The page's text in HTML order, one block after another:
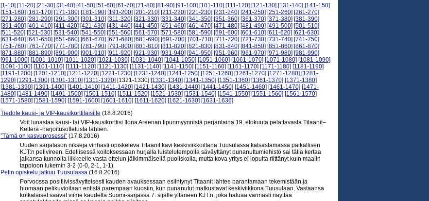
[1-10] [11-20] [21-30] [31-40] [41-50] [51-60] [61-70] [71-80] [81-90] [91-100] [101-110] [111-120] [121-130] [131-140] [141-150]
[151-160] [161-170] [171-180] [181-190] [191-200] [201-210] [211-220] [221-230] [231-240] [241-250] [251-260] [261-270]
[271-280] [281-290] [291-300] [301-310] [311-320] [321-330] [331-340] [341-350] [351-360] [361-370] [371-380] [381-390]
[391-400] [401-410] [411-420] [421-430] [431-440] [441-450] [451-460] [461-470] [471-480] [481-490] [491-500] [501-510]
[511-520] [521-530] [531-540] [541-550] [551-560] [561-570] [571-580] [581-590] [591-600] [601-610] [611-620] [621-630]
[631-640] [641-650] [651-660] [661-670] [671-680] [681-690] [691-700] [701-710] [711-720] [721-730] [731-740] [741-750]
[751-760] [761-770] [771-780] [781-790] [791-800] [801-810] [811-820] [821-830] [831-840] [841-850] [851-860] [861-870]
[871-880] [881-890] [891-900] [901-910] [911-920] [921-930] [931-940] [941-950] [951-960] [961-970] [971-980] [981-990]
[991-1000] [1001-1010] [1011-1020] [1021-1030] [1031-1040] [1041-1050] [1051-1060] [1061-1070] [1071-1080] [1081-1090]
[1091-1100] [1101-1110] [1111-1120] [1121-1130] [1131-1140] [1141-1150] [1151-1160] [1161-1170] [1171-1180] [1181-1190]
[1191-1200] [1201-1210] [1211-1220] [1221-1230] [1231-1240] [1241-1250] [1251-1260] [1261-1270] [1271-1280] [1281-
1290] [1291-1300] [1301-1310] [1311-1320] [1321-1330] [1331-1340] [1341-1350] [1351-1360] [1361-1370] [1371-1380]
[1381-1390] [1391-1400] [1401-1410] [1411-1420] [1421-1430] [1431-1440] [1441-1450] [1451-1460] [1461-1470] [1471-
1480] [1481-1490] [1491-1500] [1501-1510] [1511-1520] [1521-1530] [1531-1540] [1541-1550] [1551-1560] [1561-1570]
[1571-1580] [1581-1590] [1591-1600] [1601-1610] [1611-1620] [1621-1630] [1631-1636]
Tiedote kausi- ja VIP-kausikorttilaisille (18.8.2016)
Voit lunastaa kausi- tai VIP-kausikorttisi Ilona Areenan lipunmyynnistä perjantaina 19. elokuuta pelattavasta Titaanit–
Ketterä -harjoitusottelusta lähtien.
”Tämä on kasvuprosessi” (17.8.2016)
Uuden sarjatason niksejä vinhasti opiskeleva Titaanit kävi keskiviikkoiltana Tuusulassa katsastamassa paikallisen
KJT:n pelivireen. Edellisessä koitoksessaan hurjalla luistelutempolla säväyttänyt punanuttumiehistö sai tällä kertaa
jalkansa kunnolla liikkeelle vasta ottelun jälkimmäisellä puoliskolla, mutta kova yritys ei lopulta riittänyt kuin maalin
tappioon lukemin 3-2 (0-0, 2-1, 1-1).
Pelin opiskelu jatkuu Tuusulassa (16.8.2016)
Porvoossa positiivissävytteisesti kauden avauksessaan esiintynyt Titaanit lähtee parantamaan tekemistään ja
hiomaan pelikuvioitaan entistä parempaan kuosiin, kun punanutut matkustavat keskiviikkona Tuusulaan. Vastaansa
kotkalaiset saavat viime kaudella Suomi-sarjassa 7. sijalle yltäneen KJT:n, joka haluaa varmasti näyttää